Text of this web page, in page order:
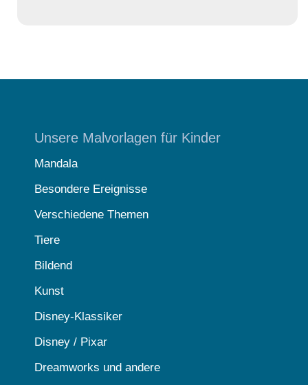
Unsere Malvorlagen für Kinder
Mandala
Besondere Ereignisse
Verschiedene Themen
Tiere
Bildend
Kunst
Disney-Klassiker
Disney / Pixar
Dreamworks und andere